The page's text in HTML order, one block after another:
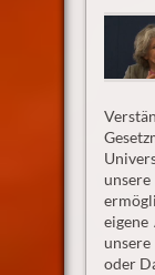
oder